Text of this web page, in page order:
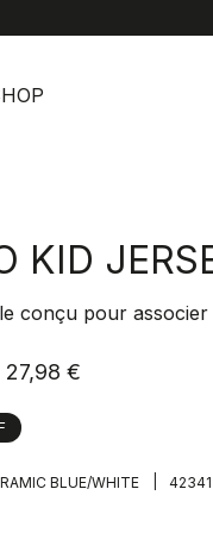
KID
conçu pour
27,98 €
BLUE/WHITE